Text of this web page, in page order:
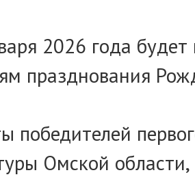
2026 года
празднования
победителей
Омской